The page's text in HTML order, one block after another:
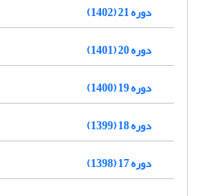
دوره 21 (1402)
دوره 20 (1401)
دوره 19 (1400)
دوره 18 (1399)
دوره 17 (1398)